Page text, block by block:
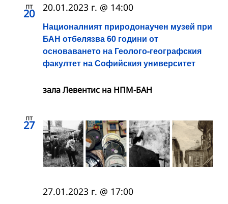
пт
20
Националният природонаучен музей при
БАН отбелязва 60 години от
основаването на Геолого-географския
факултет на Софийския университет
20.01.2023 г. @ 14:00
зала Левентис на НПМ-БАН
пт
27
27.01.2023 г. @ 17:00